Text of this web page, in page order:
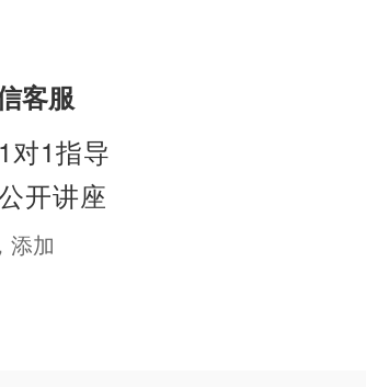
客服
1对1指导
开讲座
添加